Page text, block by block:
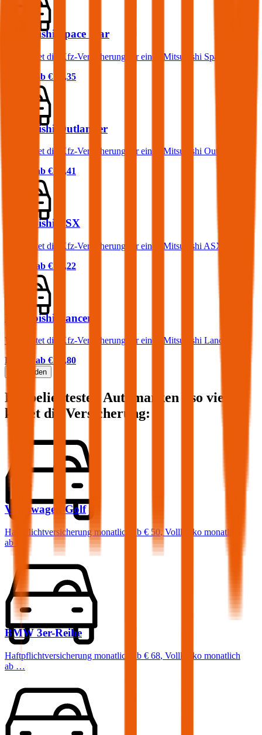
Mitsubishi Space Star
Was kostet die Kfz-Versicherung für einen Mitsubishi Space Star?
Prämie ab € 30,35
Mitsubishi Outlander
Was kostet die Kfz-Versicherung für einen Mitsubishi Outlander?
Prämie ab € 78,41
Mitsubishi ASX
Was kostet die Kfz-Versicherung für einen Mitsubishi ASX?
Prämie ab € 52,22
Mitsubishi Lancer
Was kostet die Kfz-Versicherung für einen Mitsubishi Lancer?
Prämie ab € 65,80
Mehr laden
Die beliebtesten Automarken - so viel
kostet die Versicherung:
Volkswagen Golf
Haftpflichtversicherung monatlich ab € 50, Vollkasko monatlich
ab …
BMW 3er-Reihe
Haftpflichtversicherung monatlich ab € 68, Vollkasko monatlich
ab …